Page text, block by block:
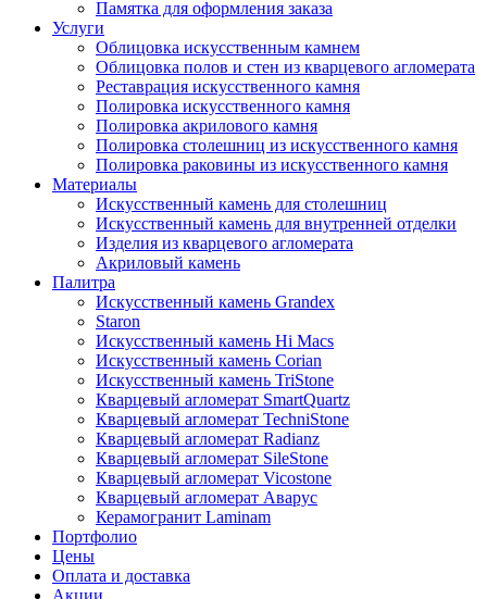
Памятка для оформления заказа
Услуги
Облицовка искусственным камнем
Облицовка полов и стен из кварцевого агломерата
Реставрация искусственного камня
Полировка искусственного камня
Полировка акрилового камня
Полировка столешниц из искусственного камня
Полировка раковины из искусственного камня
Материалы
Искусственный камень для столешниц
Искусственный камень для внутренней отделки
Изделия из кварцевого агломерата
Акриловый камень
Палитра
Искусственный камень Grandex
Staron
Искусственный камень Hi Macs
Искусственный камень Corian
Искусственный камень TriStone
Кварцевый агломерат SmartQuartz
Кварцевый агломерат TechniStone
Кварцевый агломерат Radianz
Кварцевый агломерат SileStone
Кварцевый агломерат Vicostone
Кварцевый агломерат Аварус
Керамогранит Laminam
Портфолио
Цены
Оплата и доставка
Акции